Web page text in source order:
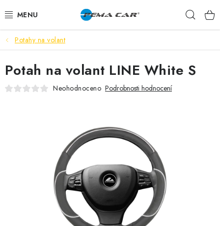
na
NOVINKY
DOPRODEJ
AUTODOPLŇKY
AUTOKOSMETIKA
Potahy na volant
Potah na volant LINE White S
Neohodnoceno Podrobnosti hodnocení